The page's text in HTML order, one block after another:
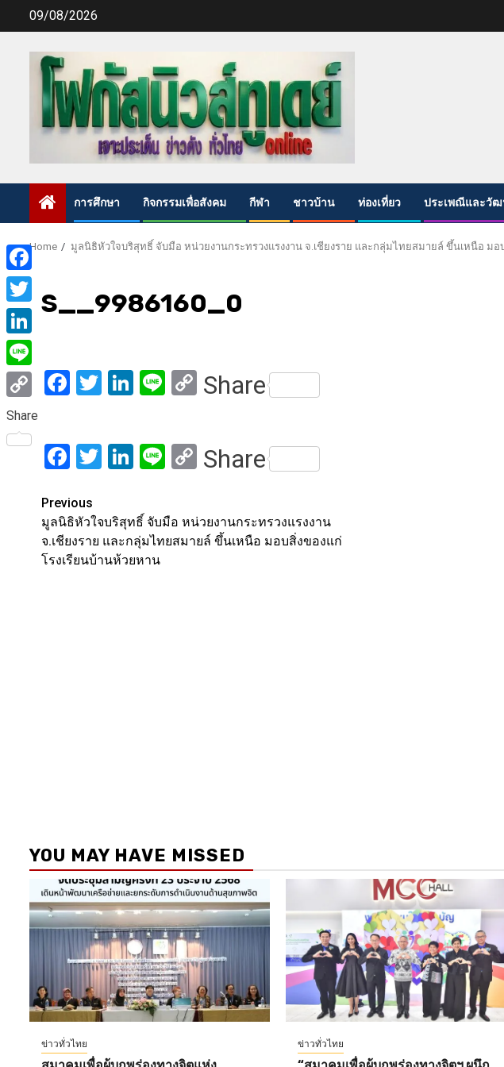
09/08/2026
การศึกษา กิจกรรมเพื่อสังคม กีฬา ชาวบ้าน ท่องเที่ยว ประเพณีและวั
Home มูลนิธิหัวใจบริสุทธิ์ จับมือ หน่วยงานกระทรวงแรงงาน จ.เชียงราย และกลุ่มไทยสมายล์ ขึ้นเหนือ ม
S__9986160_0
Facebook
Twitter
LinkedIn
LineCopy
Share
Facebook
Twitter
LinkedIn
LineCopy
Share
Post
navigation
Previous
มูลนิธิหัวใจบริสุทธิ์ จับมือ หน่วยงานกระทรวงแรงงาน
จ.เชียงราย และกลุ่มไทยสมายล์ ขึ้นเหนือ มอบสิ่งของแก่
โรงเรียนบ้านห้วยหาน
YOU MAY HAVE MISSED
ข่าวทั่วไทย ข่าวทั่วไทย
Facebook
Twitter
LinkedIn
Line
Copy
Link
Share